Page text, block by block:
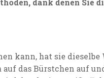
dank denen Sie
kann, hat sie
das Bürstchen auf